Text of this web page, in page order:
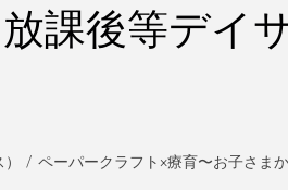
オレンジスクールとは
オレンジスクールピコとは
オレ
オレ
課後等デイ
ペーパークラフト×療育〜お子さま